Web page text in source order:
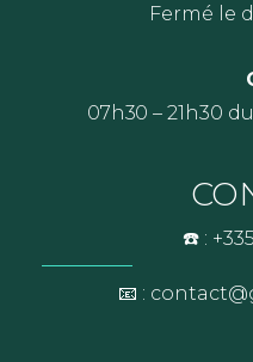
Fermé le
07h30 – 21h30
☎️ :
📧 :